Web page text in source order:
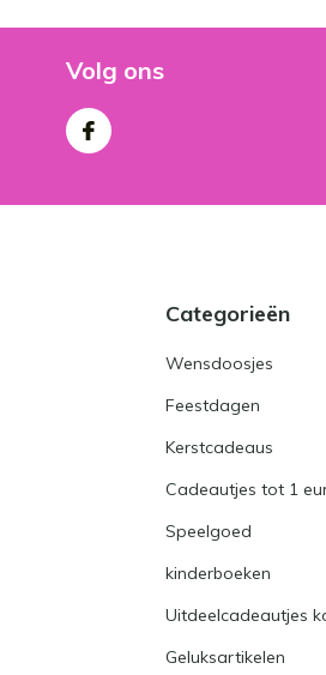
Volg ons
Categorieën
Wensdoosjes
Feestdagen
Kerstcadeaus
Cadeautjes tot 1
Speelgoed
kinderboeken
Uitdeelcadeautjes
Geluksartikelen